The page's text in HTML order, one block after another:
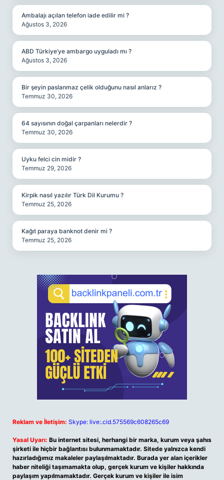
Ambalajı açılan telefon iade edilir mi ?
Ağustos 3, 2026
ABD Türkiye’ye ambargo uyguladı mı ?
Ağustos 3, 2026
Bir şeyin paslanmaz çelik olduğunu nasıl anlarız ?
Temmuz 30, 2026
64 sayısının doğal çarpanları nelerdir ?
Temmuz 30, 2026
Uyku felci cin midir ?
Temmuz 29, 2026
Kirpik nasıl yazılır Türk Dil Kurumu ?
Temmuz 25, 2026
Kağıt paraya banknot denir mi ?
Temmuz 25, 2026
Reklam ve İletişim: Skype: live:.cid.575569c608265c69
Yasal Uyarı: Bu internet sitesi, herhangi bir marka, kurum veya şahıs
şirketi ile hiçbir bağlantısı bulunmamaktadır. Sitede yalnızca kendi
hazırladığımız makaleler paylaşılmaktadır. Burada yer alan içerikler
haber niteliği taşımamakta olup, gerçek kurum ve kişiler hakkında
paylaşım yapılmamaktadır. Gerçek kurum ve kişiler ile isim